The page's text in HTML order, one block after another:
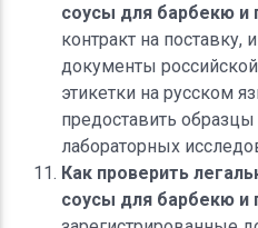
соусы для барбекю и
контракт на поставку,
документы
этикетки на русском
предоставить
лабораторных
Как проверить
соусы для барбекю и